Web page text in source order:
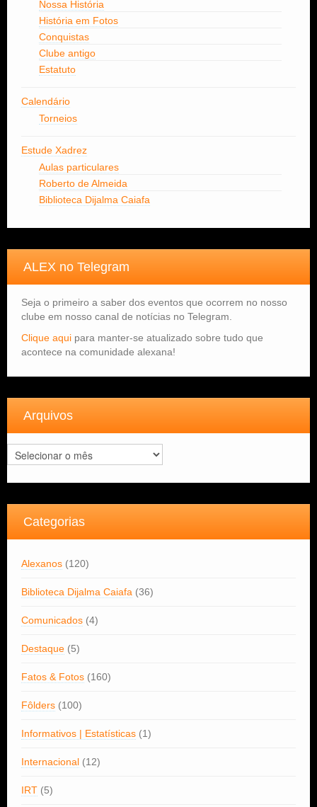
Nossa História
História em Fotos
Conquistas
Clube antigo
Estatuto
Calendário
Torneios
Estude Xadrez
Aulas particulares
Roberto de Almeida
Biblioteca Dijalma Caiafa
ALEX no Telegram
Seja o primeiro a saber dos eventos que ocorrem no nosso
clube em nosso canal de notícias no Telegram.
Clique aqui para manter-se atualizado sobre tudo que
acontece na comunidade alexana!
Arquivos
Arquivos
Categorias
Alexanos (120)
Biblioteca Dijalma Caiafa (36)
Comunicados (4)
Destaque (5)
Fatos & Fotos (160)
Fôlders (100)
Informativos | Estatísticas (1)
Internacional (12)
IRT (5)